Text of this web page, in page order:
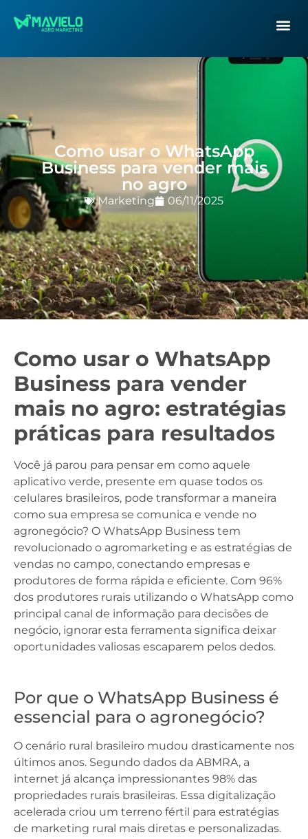
Como usar o WhatsApp
Business para vender mais
no agro
Marketing 06/11/2025
Como usar o WhatsApp
Business para vender
mais no agro: estratégias
práticas para resultados
Você já parou para pensar em como aquele
aplicativo verde, presente em quase todos os
celulares brasileiros, pode transformar a maneira
como sua empresa se comunica e vende no
agronegócio? O WhatsApp Business tem
revolucionado o agromarketing e as estratégias de
vendas no campo, conectando empresas e
produtores de forma rápida e eficiente. Com 96%
dos produtores rurais utilizando o WhatsApp como
principal canal de informação para decisões de
negócio, ignorar esta ferramenta significa deixar
oportunidades valiosas escaparem pelos dedos.
Por que o WhatsApp Business é
essencial para o agronegócio?
O cenário rural brasileiro mudou drasticamente nos
últimos anos. Segundo dados da ABMRA, a
internet já alcança impressionantes 98% das
propriedades rurais brasileiras. Essa digitalização
acelerada criou um terreno fértil para estratégias
de marketing rural mais diretas e personalizadas.